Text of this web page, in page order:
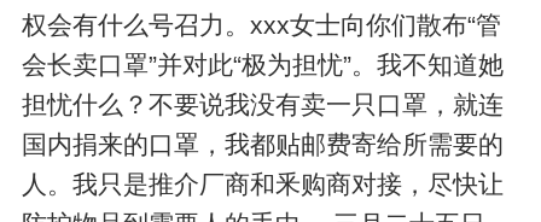
权会有什么号召力。xxx女士向你们散布“管
会长卖口罩”并对此“极为担忧”。我不知道她
担忧什么？不要说我没有卖一只口罩，就连
国内捐来的口罩，我都贴邮费寄给所需要的
人。我只是推介厂商和釆购商对接，尽快让